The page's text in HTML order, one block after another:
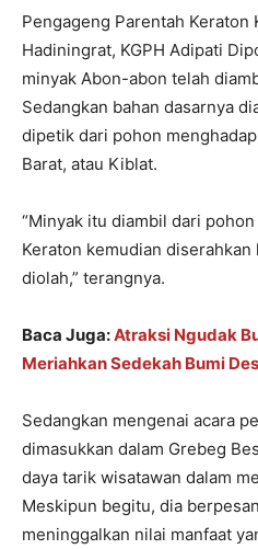
Pengageng Parentah Keraton
Hadiningrat, KGPH Adipati
minyak Abon-abon telah
Sedangkan bahan dasarnya
dipetik dari pohon
Barat, atau Kiblat.
“Minyak itu diambil dari
Keraton kemudian
diolah,” terangnya.
Baca Juga:Atraksi Ngudak
Meriahkan Sedekah Bumi
Sedangkan mengenai acara
dimasukkan dalam Grebeg
daya tarik wisatawan dalam
Meskipun begitu, dia
meninggalkan nilai manfaat